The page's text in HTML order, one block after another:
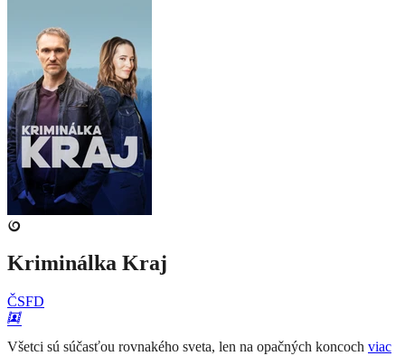
Kriminálka Kraj
ČSFD
Všetci sú súčasťou rovnakého sveta, len na opačných koncoch viac